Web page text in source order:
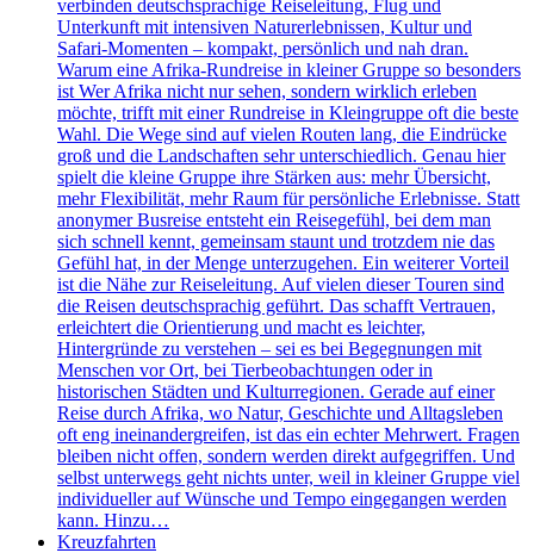
verbinden deutschsprachige Reiseleitung, Flug und
Unterkunft mit intensiven Naturerlebnissen, Kultur und
Safari-Momenten – kompakt, persönlich und nah dran.
Warum eine Afrika-Rundreise in kleiner Gruppe so besonders
ist Wer Afrika nicht nur sehen, sondern wirklich erleben
möchte, trifft mit einer Rundreise in Kleingruppe oft die beste
Wahl. Die Wege sind auf vielen Routen lang, die Eindrücke
groß und die Landschaften sehr unterschiedlich. Genau hier
spielt die kleine Gruppe ihre Stärken aus: mehr Übersicht,
mehr Flexibilität, mehr Raum für persönliche Erlebnisse. Statt
anonymer Busreise entsteht ein Reisegefühl, bei dem man
sich schnell kennt, gemeinsam staunt und trotzdem nie das
Gefühl hat, in der Menge unterzugehen. Ein weiterer Vorteil
ist die Nähe zur Reiseleitung. Auf vielen dieser Touren sind
die Reisen deutschsprachig geführt. Das schafft Vertrauen,
erleichtert die Orientierung und macht es leichter,
Hintergründe zu verstehen – sei es bei Begegnungen mit
Menschen vor Ort, bei Tierbeobachtungen oder in
historischen Städten und Kulturregionen. Gerade auf einer
Reise durch Afrika, wo Natur, Geschichte und Alltagsleben
oft eng ineinandergreifen, ist das ein echter Mehrwert. Fragen
bleiben nicht offen, sondern werden direkt aufgegriffen. Und
selbst unterwegs geht nichts unter, weil in kleiner Gruppe viel
individueller auf Wünsche und Tempo eingegangen werden
kann. Hinzu…
Kreuzfahrten